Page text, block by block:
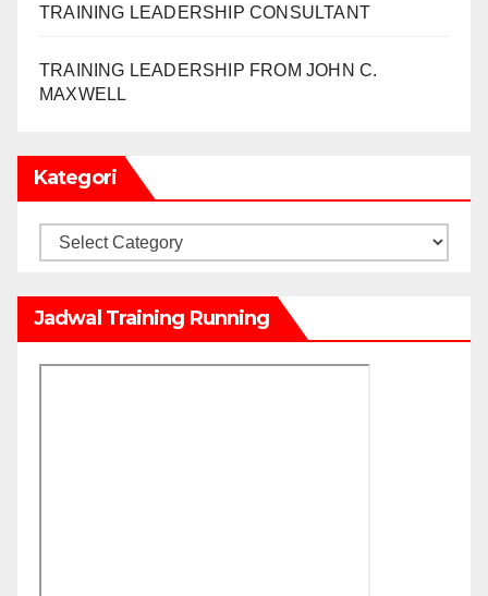
TRAINING LEADERSHIP CONSULTANT
TRAINING LEADERSHIP FROM JOHN C.
MAXWELL
Kategori
Kategori
Jadwal Training Running